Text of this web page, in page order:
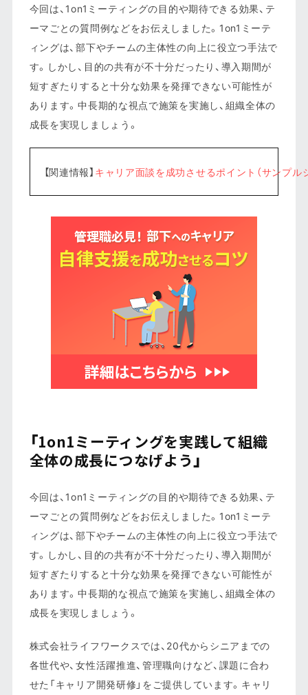
今回は、1on1ミーティングの目的や期待できる効果、テ
ーマごとの質問例などをお伝えしました。1on1ミーテ
ィングは、部下やチームの主体性の向上に役立つ手法で
す。しかし、目的の共有が不十分だったり、導入期間が
短すぎたりすると十分な効果を発揮できない可能性が
あります。中長期的な視点で施策を実施し、組織全体の
成長を実現しましょう。
【関連情報】 キャリア面談を成功させるポイント（サンプル
「1on1ミーティングを実践して組織
全体の成長につなげよう」
今回は、1on1ミーティングの目的や期待できる効果、テ
ーマごとの質問例などをお伝えしました。1on1ミーテ
ィングは、部下やチームの主体性の向上に役立つ手法で
す。しかし、目的の共有が不十分だったり、導入期間が
短すぎたりすると十分な効果を発揮できない可能性が
あります。中長期的な視点で施策を実施し、組織全体の
成長を実現しましょう。
株式会社ライフワークスでは、20代からシニアまでの
各世代や、女性活躍推進、管理職向けなど、課題に合わ
せた「キャリア開発研修」をご提供しています。キャリ